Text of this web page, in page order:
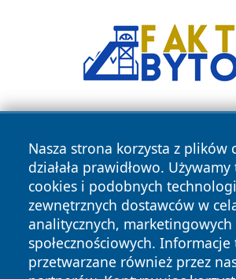
Nasza strona korzysta z plików
działała prawidłowo.
cookies i podobnych
zewnętrznych dostawców w
analitycznych, marketingowych
społecznościowych.
przetwarzane również przez
Copyright © 2026 24piaseczno.pl
zastrzeżone.